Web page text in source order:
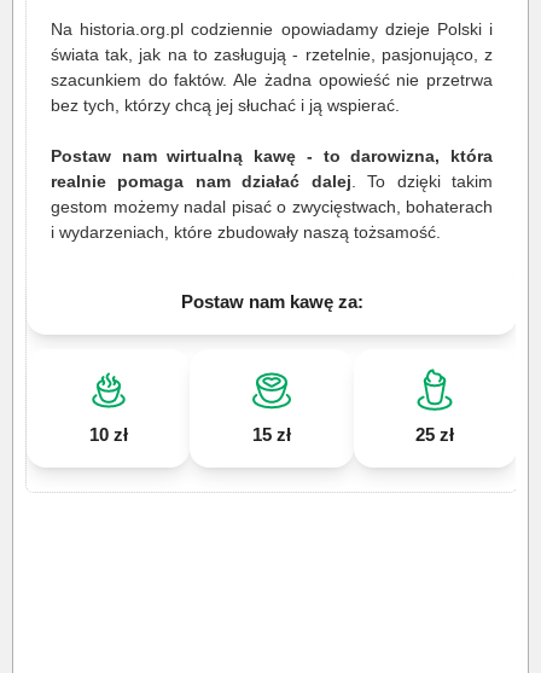
Na historia.org.pl codziennie opowiadamy dzieje Polski i
świata tak, jak na to zasługują - rzetelnie, pasjonująco, z
szacunkiem do faktów. Ale żadna opowieść nie przetrwa
bez tych, którzy chcą jej słuchać i ją wspierać.
Postaw nam wirtualną kawę - to darowizna, która
realnie pomaga nam działać dalej . To dzięki takim
gestom możemy nadal pisać o zwycięstwach, bohaterach
i wydarzeniach, które zbudowały naszą tożsamość.
Postaw nam kawę za:
10 zł 15 zł 25 zł